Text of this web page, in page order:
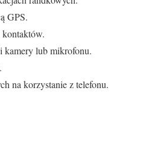
GPS.
lub mikrofonu.
na korzystanie z telefonu.